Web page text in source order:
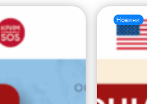
Новини